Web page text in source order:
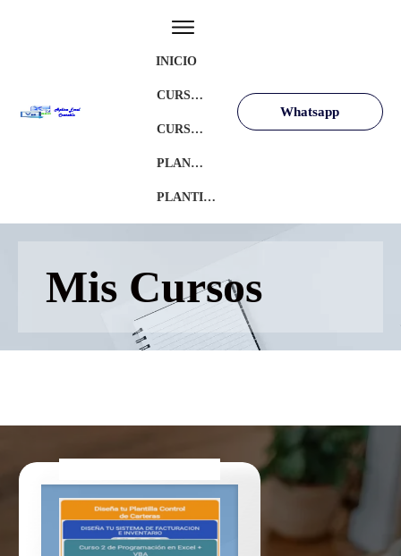
INICIO
CURSOS GRATIS
CURSOS AVANZADOS
PLANTILLAS GRATIS
PLANTILLAS PREMIUM
Whatsapp
Mis Cursos